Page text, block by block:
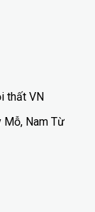
thất VN
Mỗ, Nam Từ